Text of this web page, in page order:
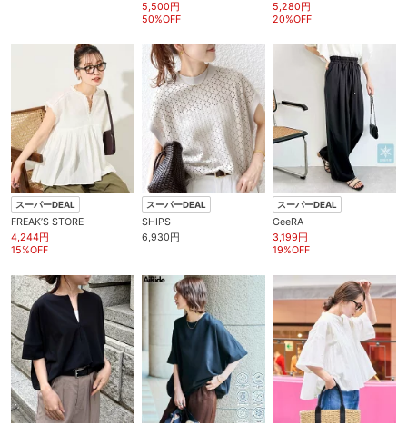
5,500円
50%OFF
5,280円
20%OFF
スーパーDEAL
FREAK’S STORE
4,244円
15%OFF
スーパーDEAL
SHIPS
6,930円
スーパーDEAL
GeeRA
3,199円
19%OFF